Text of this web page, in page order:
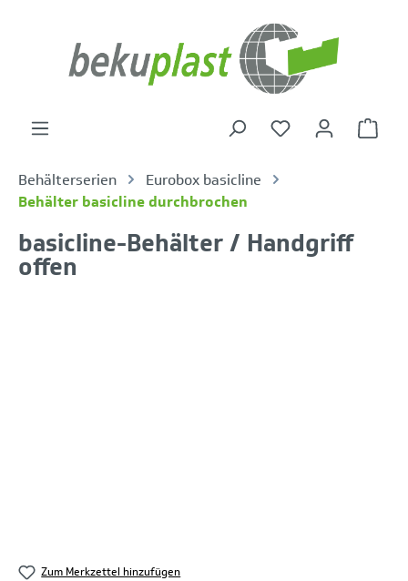
Behälterserien
Eurobox basicline
Behälter basicline durchbrochen
basicline-Behälter / Handgriff
offen
Zum Merkzettel hinzufügen